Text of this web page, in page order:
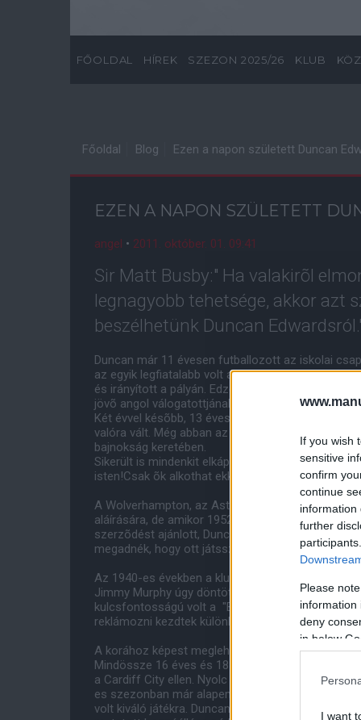
If you wish
sensitive
confirm
continue
information
further
Please
information
deny
in below
I want
FŐOLDAL HÍREK SZEZON 2025/26 KLUB
Főoldal Blog Ezen a napon született Duncan
EZEN A NAPON SZÜLETETT
angel • 2011. október. 01. 09:41
Sir Matt Busby:" Ha valakirõl
legnagyobb tehetsége, akkor azt
beszélhetünk Duncan
Duncan már 11 évesen futballozott az iskolai
az egyik legfiatalabb volt a csapatban, mégis õ
és irányított a pályán. Edzõje felhívta egyik
jövõ angol válogatottjának legnagyobb játékosát."
Két évvel késõbb, 13 évesen Duncan írt egy
valóra vált. Még abban az évben ott állhatott a
bajnokság keretében.
Sikerült is mindenkit elkápráztatnia fantasztikus
isten!Csak õk alkothat ekkora tehetséget."
A Wolverhampton, az Aston Villa, a West
aláírására, de amikor 1952. május 31-én Matt
szerzõdést ajánlott, Duncan ezt válaszolta:"A
megadnék, hogy ott játsszam."
Az 1940-es években a klub súlyosan eladósodott
Jimmy Murphy úgy döntöttek, saját maguk
kulcsfontosságú volt a "Busby Babes"
reklámozni kezdtek különbözõ cégek és ezzel is
A korához képest meglehetõsen nagydarab
Mindössze 16 éves és 185 napos volt, mikor
a Cardiff City ellen. Nyolc hónappal késõbb profi
es szezonban már alapember volt. Elsõsorban
volt kiváló játékra. Duncan Edwards sosem adott